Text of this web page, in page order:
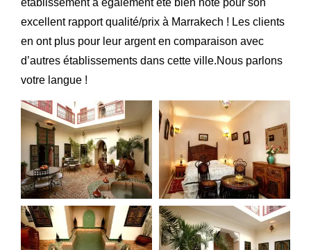
établissement a également été bien noté pour son
excellent rapport qualité/prix à Marrakech ! Les clients
en ont plus pour leur argent en comparaison avec
d’autres établissements dans cette ville.Nous parlons
votre langue !